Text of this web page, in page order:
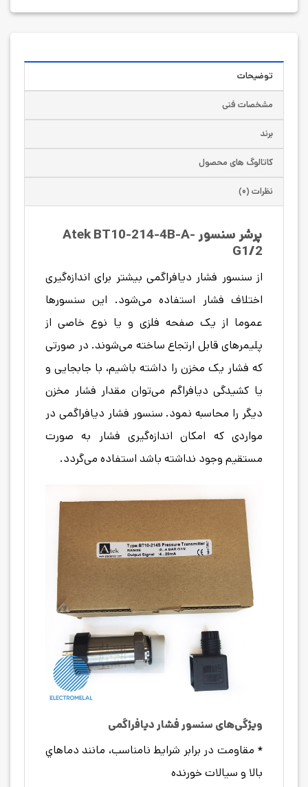
توضیحات
مشخصات فنی
برند
کاتالوگ های محصول
نظرات (۰)
پرشر سنسور Atek BT10-214-4B-A-
G1/2
از سنسور فشار دیافراگمی بیشتر برای اندازه‌گیری
اختلاف فشار استفاده می‌شود. این سنسورها
عموما از یک صفحه فلزی و یا نوع خاصی از
پلیمرهای قابل ارتجاع ساخته می‌شوند. در صورتی
که فشار یک مخزن را داشته باشیم، با جابجایی و
یا کشیدگی دیافراگم می‌توان مقدار فشار مخزن
دیگر را محاسبه نمود. سنسور فشار دیافراگمی در
مواردی که امکان اندازه‌گیری فشار به صورت
مستقیم وجود نداشته باشد استفاده می‌گردد.
ویژگی‌های سنسور فشار دیافراگمی
* مقاومت در برابر شرايط نامناسب، مانند دماهاي
بالا و سيالات خورنده